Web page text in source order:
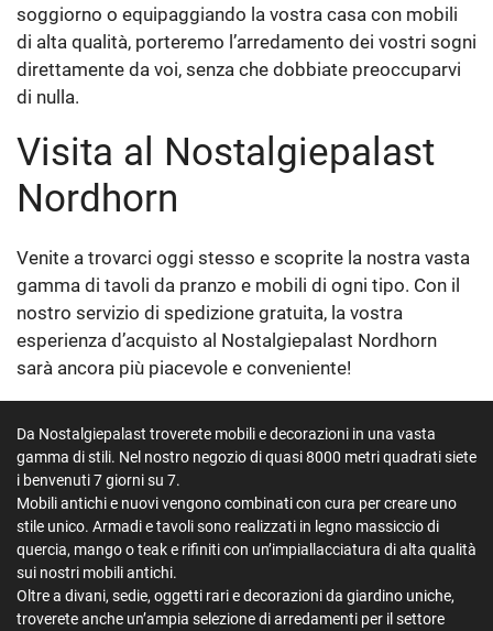
soggiorno o equipaggiando la vostra casa con mobili
di alta qualità, porteremo l’arredamento dei vostri sogni
direttamente da voi, senza che dobbiate preoccuparvi
di nulla.
Visita al Nostalgiepalast
Nordhorn
Venite a trovarci oggi stesso e scoprite la nostra vasta
gamma di tavoli da pranzo e mobili di ogni tipo. Con il
nostro servizio di spedizione gratuita, la vostra
esperienza d’acquisto al Nostalgiepalast Nordhorn
sarà ancora più piacevole e conveniente!
Da Nostalgiepalast troverete mobili e decorazioni in una vasta
gamma di stili. Nel nostro negozio di quasi 8000 metri quadrati siete
i benvenuti 7 giorni su 7.
Mobili antichi e nuovi vengono combinati con cura per creare uno
stile unico. Armadi e tavoli sono realizzati in legno massiccio di
quercia, mango o teak e rifiniti con un’impiallacciatura di alta qualità
sui nostri mobili antichi.
Oltre a divani, sedie, oggetti rari e decorazioni da giardino uniche,
troverete anche un’ampia selezione di arredamenti per il settore